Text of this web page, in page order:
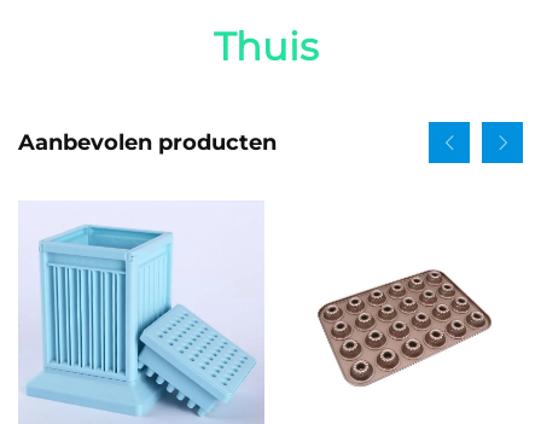
Thuis
Aanbevolen producten